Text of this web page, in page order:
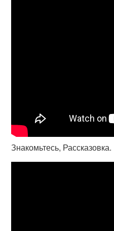
Знакомьтесь, Рассказовка.